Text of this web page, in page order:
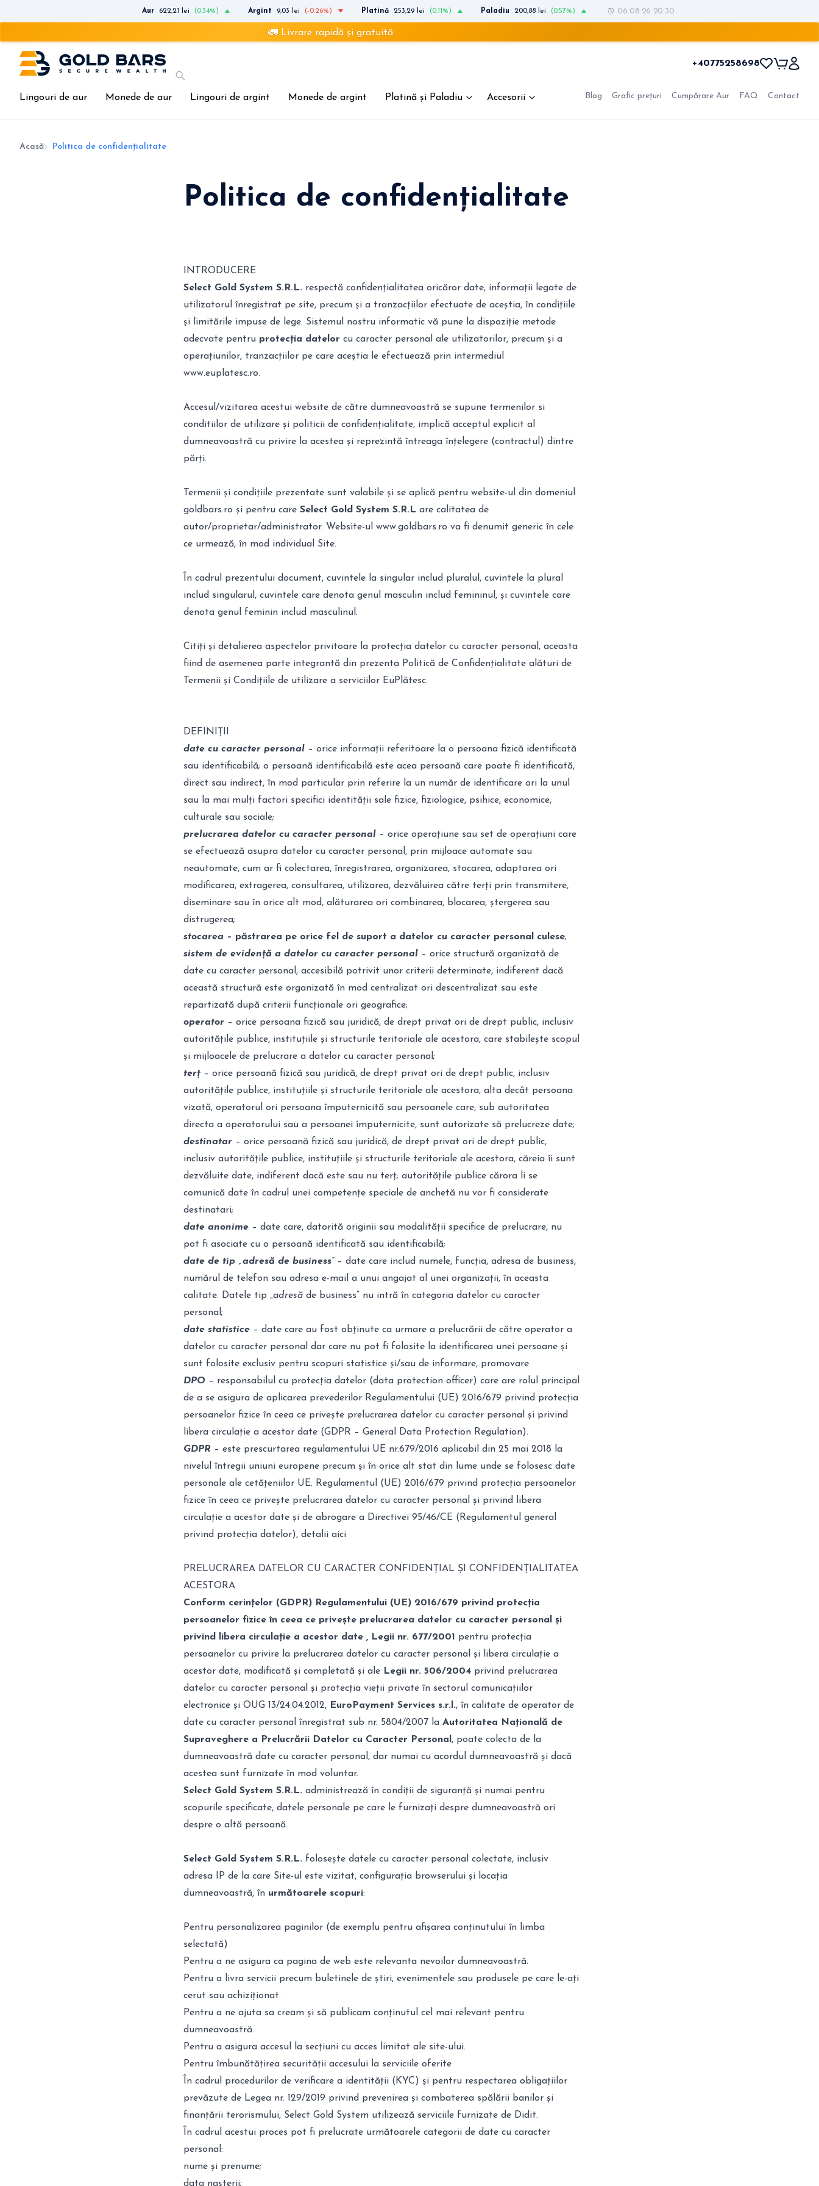
Aur 622,21 lei (0.34%) Argint 9,03 lei (-0.26%) Platină 253,29 lei (0.11%) Paladiu 200,88 lei (0.57%) 06.08.26 20:30
🚛 Livrare rapidă și gratuită
+40775258698
Lingouri de aur Monede de aur Lingouri de argint Monede de argint Platină și Paladiu Accesorii Blog Grafic prețuri Cumpărare Aur FAQ Contact
Acasă Politica de confidențialitate
Politica de confidențialitate
INTRODUCERE
Select Gold System S.R.L. respectă confidențialitatea oricăror date, informații legate de
utilizatorul înregistrat pe site, precum și a tranzacțiilor efectuate de aceștia, în condițiile
și limitările impuse de lege. Sistemul nostru informatic vă pune la dispoziție metode
adecvate pentru protecția datelor cu caracter personal ale utilizatorilor, precum și a
operațiunilor, tranzacțiilor pe care aceștia le efectuează prin intermediul
www.euplatesc.ro.
Accesul/vizitarea acestui website de către dumneavoastră se supune termenilor si
conditiilor de utilizare și politicii de confidențialitate, implică acceptul explicit al
dumneavoastră cu privire la acestea și reprezintă întreaga înțelegere (contractul) dintre
părți.
Termenii și condițiile prezentate sunt valabile și se aplică pentru website-ul din domeniul
goldbars.ro și pentru care Select Gold System S.R.L are calitatea de
autor/proprietar/administrator. Website-ul www.goldbars.ro va fi denumit generic în cele
ce urmează, în mod individual Site.
În cadrul prezentului document, cuvintele la singular includ pluralul, cuvintele la plural
includ singularul, cuvintele care denota genul masculin includ femininul, și cuvintele care
denota genul feminin includ masculinul.
Citiți și detalierea aspectelor privitoare la protecția datelor cu caracter personal, aceasta
fiind de asemenea parte integrantă din prezenta Politică de Confidențialitate alături de
Termenii și Condițiile de utilizare a serviciilor EuPlătesc.
DEFINIȚII
date cu caracter personal – orice informații referitoare la o persoana fizică identificată
sau identificabilă; o persoană identificabilă este acea persoană care poate fi identificată,
direct sau indirect, în mod particular prin referire la un număr de identificare ori la unul
sau la mai mulți factori specifici identității sale fizice, fiziologice, psihice, economice,
culturale sau sociale;
prelucrarea datelor cu caracter personal – orice operațiune sau set de operațiuni care
se efectuează asupra datelor cu caracter personal, prin mijloace automate sau
neautomate, cum ar fi colectarea, înregistrarea, organizarea, stocarea, adaptarea ori
modificarea, extragerea, consultarea, utilizarea, dezvăluirea către terți prin transmitere,
diseminare sau în orice alt mod, alăturarea ori combinarea, blocarea, ștergerea sau
distrugerea;
stocarea – păstrarea pe orice fel de suport a datelor cu caracter personal culese;
sistem de evidență a datelor cu caracter personal – orice structură organizată de
date cu caracter personal, accesibilă potrivit unor criterii determinate, indiferent dacă
această structură este organizată în mod centralizat ori descentralizat sau este
repartizată după criterii funcționale ori geografice;
operator – orice persoana fizică sau juridică, de drept privat ori de drept public, inclusiv
autoritățile publice, instituțiile și structurile teritoriale ale acestora, care stabilește scopul
și mijloacele de prelucrare a datelor cu caracter personal;
terț – orice persoană fizică sau juridică, de drept privat ori de drept public, inclusiv
autoritățile publice, instituțiile și structurile teritoriale ale acestora, alta decât persoana
vizată, operatorul ori persoana împuternicită sau persoanele care, sub autoritatea
directa a operatorului sau a persoanei împuternicite, sunt autorizate să prelucreze date;
destinatar – orice persoană fizică sau juridică, de drept privat ori de drept public,
inclusiv autoritățile publice, instituțiile și structurile teritoriale ale acestora, căreia îi sunt
dezvăluite date, indiferent dacă este sau nu terț; autoritățile publice cărora li se
comunică date în cadrul unei competențe speciale de anchetă nu vor fi considerate
destinatari;
date anonime – date care, datorită originii sau modalității specifice de prelucrare, nu
pot fi asociate cu o persoană identificată sau identificabilă;
date de tip „adresă de business”– date care includ numele, funcția, adresa de business,
numărul de telefon sau adresa e-mail a unui angajat al unei organizații, în aceasta
calitate. Datele tip „adresă de business” nu intră în categoria datelor cu caracter
personal;
date statistice – date care au fost obținute ca urmare a prelucrării de către operator a
datelor cu caracter personal dar care nu pot fi folosite la identificarea unei persoane și
sunt folosite exclusiv pentru scopuri statistice și/sau de informare, promovare.
DPO – responsabilul cu protecția datelor (data protection officer) care are rolul principal
de a se asigura de aplicarea prevederilor Regulamentului (UE) 2016/679 privind protecția
persoanelor fizice în ceea ce privește prelucrarea datelor cu caracter personal și privind
libera circulație a acestor date (GDPR – General Data Protection Regulation).
GDPR – este prescurtarea regulamentului UE nr.679/2016 aplicabil din 25 mai 2018 la
nivelul întregii uniuni europene precum și în orice alt stat din lume unde se folosesc date
personale ale cetățeniilor UE. Regulamentul (UE) 2016/679 privind protecția persoanelor
fizice în ceea ce privește prelucrarea datelor cu caracter personal și privind libera
circulație a acestor date și de abrogare a Directivei 95/46/CE (Regulamentul general
privind protecția datelor), detalii aici
PRELUCRAREA DATELOR CU CARACTER CONFIDENȚIAL ȘI CONFIDENȚIALITATEA
ACESTORA
Conform cerințelor (GDPR) Regulamentului (UE) 2016/679 privind protecția
persoanelor fizice în ceea ce privește prelucrarea datelor cu caracter personal și
privind libera circulație a acestor date , Legii nr. 677/2001
pentru protecția
persoanelor cu privire la prelucrarea datelor cu caracter personal și libera circulație a
acestor date, modificată și completată și ale Legii nr. 506/2004 privind prelucrarea
datelor cu caracter personal și protecția vieții private în sectorul comunicațiilor
electronice și OUG 13/24.04.2012, EuroPayment Services s.r.l., în calitate de operator de
date cu caracter personal înregistrat sub nr. 5804/2007 la Autoritatea Națională de
Supraveghere a Prelucrării Datelor cu Caracter Personal , poate colecta de la
dumneavoastră date cu caracter personal, dar numai cu acordul dumneavoastră și dacă
acestea sunt furnizate în mod voluntar.
Select Gold System S.R.L. administrează în condiții de siguranță și numai pentru
scopurile specificate, datele personale pe care le furnizați despre dumneavoastră ori
despre o altă persoană.
Select Gold System S.R.L. folosește datele cu caracter personal colectate, inclusiv
adresa IP de la care Site-ul este vizitat, configurația browserului și locația
dumneavoastră, în următoarele scopuri:
Pentru personalizarea paginilor (de exemplu pentru afișarea conținutului în limba
selectată)
Pentru a ne asigura ca pagina de web este relevanta nevoilor dumneavoastră.
Pentru a livra servicii precum buletinele de știri, evenimentele sau produsele pe care le-ați
cerut sau achiziționat.
Pentru a ne ajuta sa cream și să publicam conținutul cel mai relevant pentru
dumneavoastră.
Pentru a asigura accesul la secțiuni cu acces limitat ale site-ului.
Pentru îmbunătățirea securității accesului la serviciile oferite
În cadrul procedurilor de verificare a identității (KYC) și pentru respectarea obligațiilor
prevăzute de Legea nr. 129/2019 privind prevenirea și combaterea spălării banilor și
finanțării terorismului, Select Gold System utilizează serviciile furnizate de Didit.
În cadrul acestui proces pot fi prelucrate următoarele categorii de date cu caracter
personal:
nume și prenume;
data nașterii;